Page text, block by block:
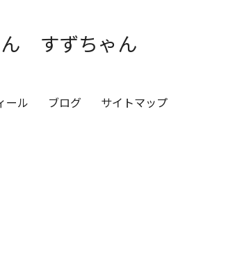
ん すずちゃん
ール ブログ サイトマップ